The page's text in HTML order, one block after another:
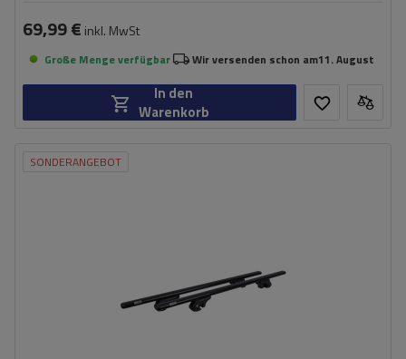
69,99 € inkl. MwSt
Große Menge verfügbar Wir versenden schon am11. August
In den
Warenkorb
SONDERANGEBOT